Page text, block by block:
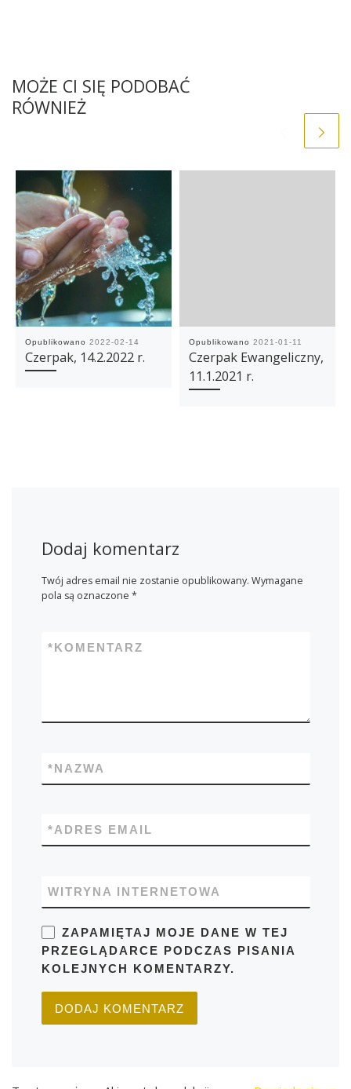
MOŻE CI SIĘ PODOBAĆ
RÓWNIEŻ
Opublikowano 2022-02-14
Czerpak, 14.2.2022 r.
Opublikowano 2021-01-11
Czerpak Ewangeliczny,
11.1.2021 r.
Dodaj komentarz
Twój adres email nie zostanie opublikowany. Wymagane
pola są oznaczone *
KOMENTARZ
*
NAZWA
*
ADRES EMAIL
*
WITRYNA INTERNETOWA
ZAPAMIĘTAJ MOJE DANE W TEJ
PRZEGLĄDARCE PODCZAS PISANIA
KOLEJNYCH KOMENTARZY.